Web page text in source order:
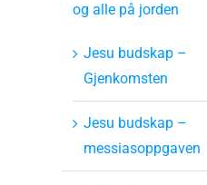
og alle på jorden
Jesu budskap –
Gjenkomsten
Jesu budskap –
messiasoppgaven